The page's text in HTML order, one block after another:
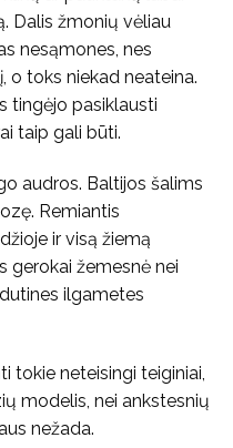
Dalis žmonių vėliau
nesąmones, nes
o toks niekad neateina.
tingėjo pasiklausti
taip gali būti.
audros. Baltijos šalims
Remiantis
ir visą žiemą
gerokai žemesnė nei
ilgametes
tokie neteisingi teiginiai,
modelis, nei ankstesnių
nežada.